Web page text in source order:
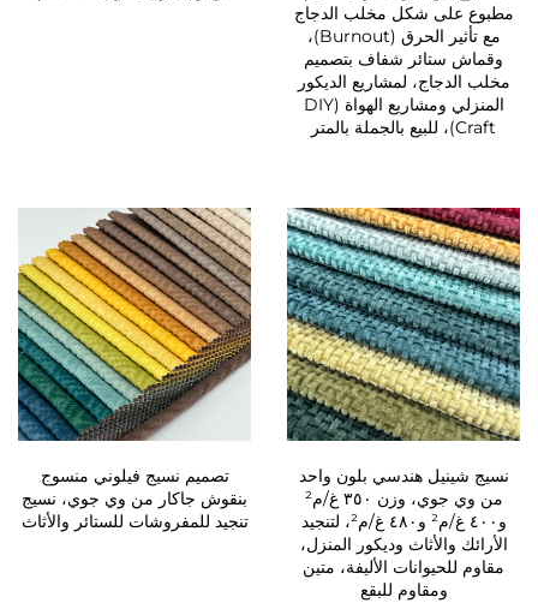
مطبوع على شكل مخلب الدجاج
مع تأثير الحرق (Burnout)،
وقماش ستائر شفاف بتصميم
مخلب الدجاج، لمشاريع الديكور
المنزلي ومشاريع الهواة (DIY
Craft)، للبيع بالجملة بالمتر
نسيج شينيل هندسي بلون واحد
من وي جوي، وزن ٣٥٠ غ/م²
و٤٠٠ غ/م² و٤٨٠ غ/م²، لتنجيد
الأرائك والأثاث وديكور المنزل،
مقاوم للحيوانات الأليفة، متين
ومقاوم للبقع
تصميم نسيج فيلوني منسوج
بنقوش جاكار من وي جوي، نسيج
تنجيد للمفروشات للستائر والأثاث